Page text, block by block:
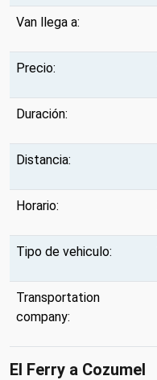
Van llega a:
Precio:
Duración:
Distancia:
Horario:
Tipo de vehiculo:
Transportation
company:
El Ferry a Cozumel